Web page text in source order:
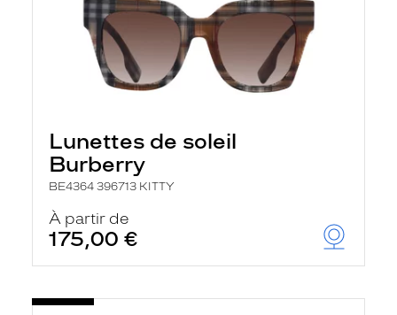
Lunettes de soleil
Burberry
BE4364 396713 KITTY
À partir de
175,00 €